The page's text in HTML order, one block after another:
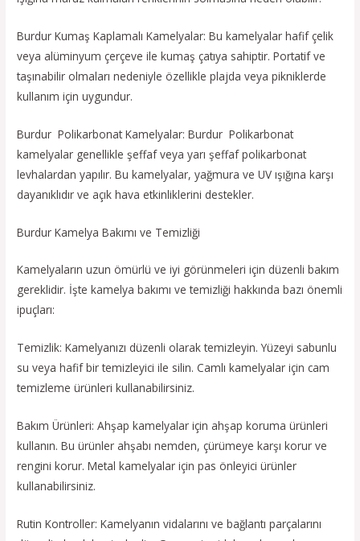
Burdur Kumaş Kaplamalı Kamelyalar: Bu kamelyalar hafif çelik
veya alüminyum çerçeve ile kumaş çatıya sahiptir. Portatif ve
taşınabilir olmaları nedeniyle özellikle plajda veya pikniklerde
kullanım için uygundur.
Burdur Polikarbonat Kamelyalar: Burdur Polikarbonat
kamelyalar genellikle şeffaf veya yarı şeffaf polikarbonat
levhalardan yapılır. Bu kamelyalar, yağmura ve UV ışığına karşı
dayanıklıdır ve açık hava etkinliklerini destekler.
Burdur Kamelya Bakımı ve Temizliği
Kamelyaların uzun ömürlü ve iyi görünmeleri için düzenli bakım
gereklidir. İşte kamelya bakımı ve temizliği hakkında bazı önemli
ipuçları:
Temizlik: Kamelyanızı düzenli olarak temizleyin. Yüzeyi sabunlu
su veya hafif bir temizleyici ile silin. Camlı kamelyalar için cam
temizleme ürünleri kullanabilirsiniz.
Bakım Ürünleri: Ahşap kamelyalar için ahşap koruma ürünleri
kullanın. Bu ürünler ahşabı nemden, çürümeye karşı korur ve
rengini korur. Metal kamelyalar için pas önleyici ürünler
kullanabilirsiniz.
Rutin Kontroller: Kamelyanın vidalarını ve bağlantı parçalarını